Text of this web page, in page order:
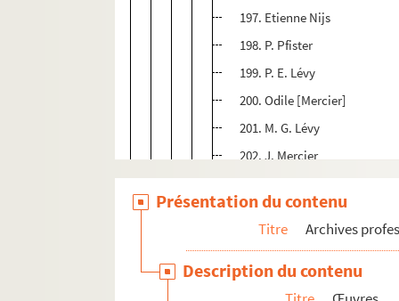
197. Etienne Nijs
198. P. Pfister
199. P. E. Lévy
200. Odile [Mercier]
201. M. G. Lévy
202. J. Mercier
204. P. Pfister
205. Kiki
206. Otto Feil
207. Max Kislinger
Présentation du contenu
Titre Archives
Description du contenu